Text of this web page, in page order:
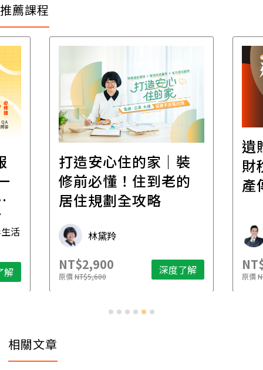
推薦課程
活
解
打造安心住的家｜裝
修前必懂！住到老的
居住規劃全攻略
林黛羚
NT$2,900
原價NT$5,600 深度了解
遺
財
產
原價
相關文章